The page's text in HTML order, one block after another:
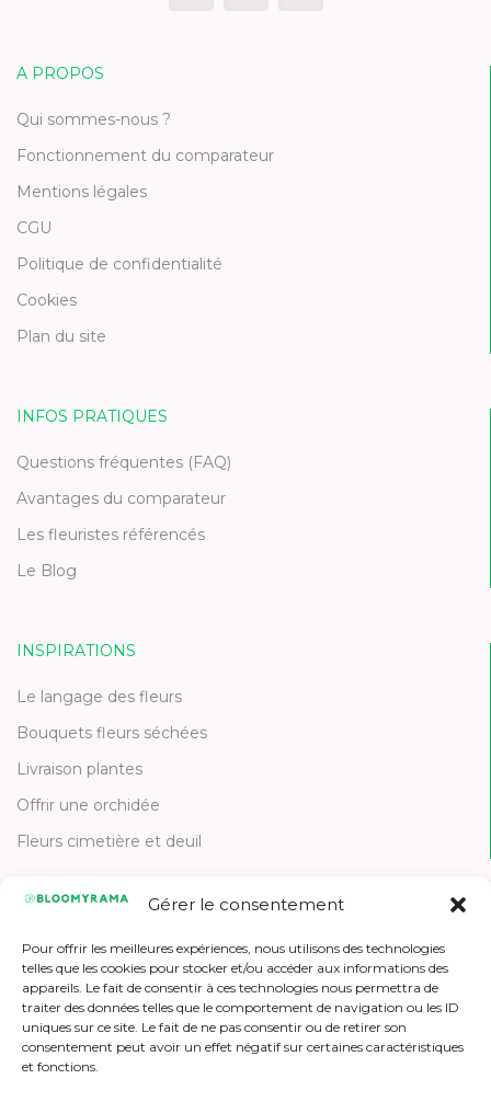
Gérer le consentement
Pour offrir les meilleures expériences, nous utilisons des technologies
telles que les cookies pour stocker et/ou accéder aux informations des
appareils. Le fait de consentir à ces technologies nous permettra de
traiter des données telles que le comportement de navigation ou les ID
uniques sur ce site. Le fait de ne pas consentir ou de retirer son
consentement peut avoir un effet négatif sur certaines caractéristiques
et fonctions.
A PROPOS
Qui sommes-nous ?
Fonctionnement du comparateur
Mentions légales
CGU
Politique de confidentialité
Cookies
Plan du site
INFOS PRATIQUES
Questions fréquentes (FAQ)
Avantages du comparateur
Les fleuristes référencés
Le Blog
INSPIRATIONS
Le langage des fleurs
Bouquets fleurs séchées
Livraison plantes
Offrir une orchidée
Fleurs cimetière et deuil
Contactez-nous
Etre référencé
Offres d'emploi